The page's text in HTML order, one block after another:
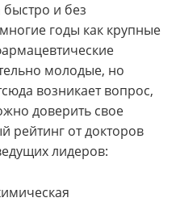
быстро и без
годы как крупные
молодые, но
возникает вопрос,
доверить свое
рейтинг от докторов
лидеров: